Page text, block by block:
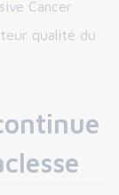
Cancer
qualité du